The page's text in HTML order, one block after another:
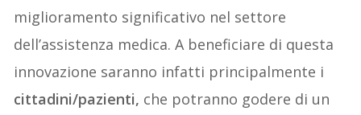
miglioramento significativo nel settore
dell’assistenza medica. A beneficiare di questa
innovazione saranno infatti principalmente i
cittadini/pazienti, che potranno godere di un